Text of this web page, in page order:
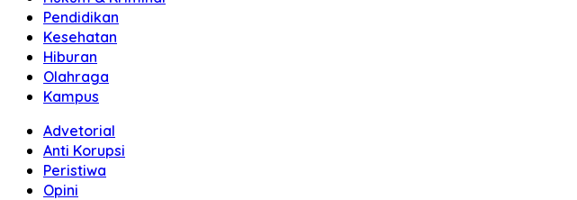
Pendidikan
Kesehatan
Hiburan
Olahraga
Kampus
Advetorial
Anti Korupsi
Peristiwa
Opini